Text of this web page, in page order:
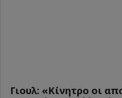
Γιουλ: «Κίνητρο οι